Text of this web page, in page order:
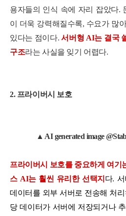
용자들의 인식 속에 자리 잡았다.
이 더욱 강력해질수록, 수요가 많
있다는 점이다.서버형 AI는 결국
구조라는 사실을 잊기 어렵다.
2. 프라이버시 보호
▲ AI generated image
프라이버시 보호를 중요하게 여기
스 AI는 훨씬 유리한 선택지 다.
데이터를 외부 서버로 전송해 처
당 데이터가 서버에 저장되거나